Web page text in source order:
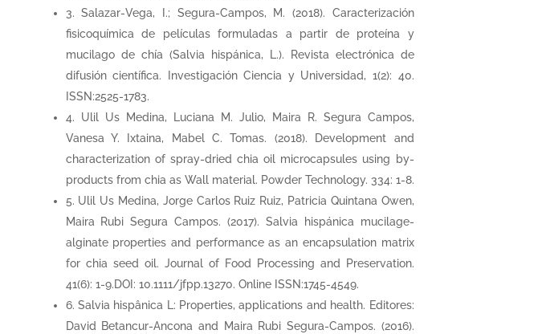
3. Salazar-Vega, I.; Segura-Campos, M. (2018). Caracterización
fisicoquímica de películas formuladas a partir de proteína y
mucilago de chía (Salvia hispánica, L.). Revista electrónica de
difusión científica. Investigación Ciencia y Universidad, 1(2): 40.
ISSN:2525-1783.
4. Ulil Us Medina, Luciana M. Julio, Maira R. Segura Campos,
Vanesa Y. Ixtaina, Mabel C. Tomas. (2018). Development and
characterization of spray-dried chia oil microcapsules using by-
products from chia as Wall material. Powder Technology. 334: 1-8.
5. Ulil Us Medina, Jorge Carlos Ruiz Ruiz, Patricia Quintana Owen,
Maira Rubi Segura Campos. (2017). Salvia hispánica mucilage-
alginate properties and performance as an encapsulation matrix
for chia seed oil. Journal of Food Processing and Preservation.
41(6): 1-9.DOI: 10.1111/jfpp.13270. Online ISSN:1745-4549.
6. Salvia hispânica L: Properties, applications and health. Editores:
David Betancur-Ancona and Maira Rubi Segura-Campos. (2016).